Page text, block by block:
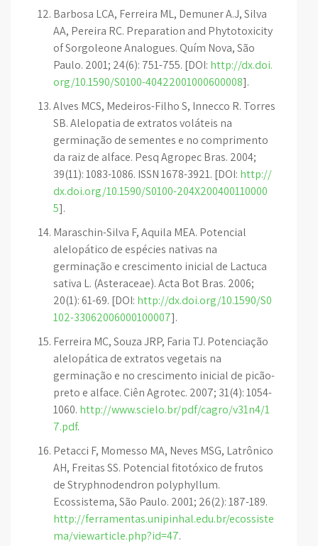
Barbosa LCA, Ferreira ML, Demuner A.J, Silva
AA, Pereira RC. Preparation and Phytotoxicity
of Sorgoleone Analogues. Quím Nova, São
Paulo. 2001; 24(6): 751-755. [DOI: http://dx.doi.
org/10.1590/S0100-40422001000600008].
Alves MCS, Medeiros-Filho S, Innecco R. Torres
SB. Alelopatia de extratos voláteis na
germinação de sementes e no comprimento
da raiz de alface. Pesq Agropec Bras. 2004;
39(11): 1083-1086. ISSN 1678-3921. [DOI: http://
dx.doi.org/10.1590/S0100-204X200400110000
5].
Maraschin-Silva F, Aquila MEA. Potencial
alelopático de espécies nativas na
germinação e crescimento inicial de Lactuca
sativa L. (Asteraceae). Acta Bot Bras. 2006;
20(1): 61-69. [DOI: http://dx.doi.org/10.1590/S0
102-33062006000100007].
Ferreira MC, Souza JRP, Faria TJ. Potenciação
alelopática de extratos vegetais na
germinação e no crescimento inicial de picão-
preto e alface. Ciên Agrotec. 2007; 31(4): 1054-
1060. http://www.scielo.br/pdf/cagro/v31n4/1
7.pdf.
Petacci F, Momesso MA, Neves MSG, Latrônico
AH, Freitas SS. Potencial fitotóxico de frutos
de Stryphnodendron polyphyllum.
Ecossistema, São Paulo. 2001; 26(2): 187-189.
http://ferramentas.unipinhal.edu.br/ecossiste
ma/viewarticle.php?id=47.